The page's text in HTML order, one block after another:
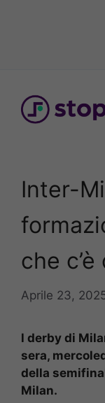
contenuto
Inter-
che
Aprile 23,
l derby di
sera,
della
Milan.